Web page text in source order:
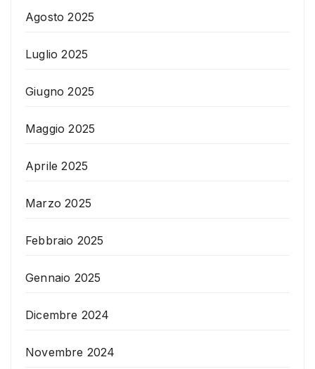
Agosto 2025
Luglio 2025
Giugno 2025
Maggio 2025
Aprile 2025
Marzo 2025
Febbraio 2025
Gennaio 2025
Dicembre 2024
Novembre 2024